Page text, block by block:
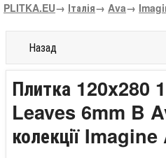
PLITKA.EU→ Італія→ Ava→
Назад
Плитка 120x280
Leaves 6mm B
колекції